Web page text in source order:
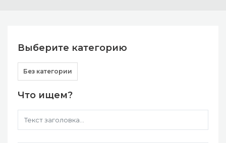
Выберите категорию
Без категории
Что ищем?